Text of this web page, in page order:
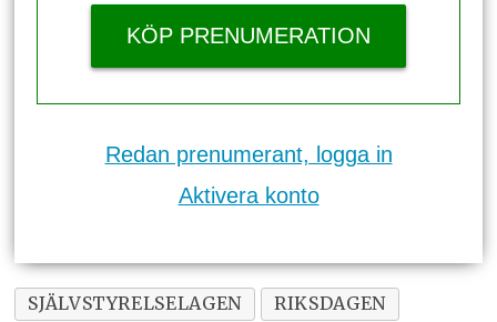
KÖP PRENUMERATION
Redan prenumerant, logga in
Aktivera konto
SJÄLVSTYRELSELAGEN
RIKSDAGEN